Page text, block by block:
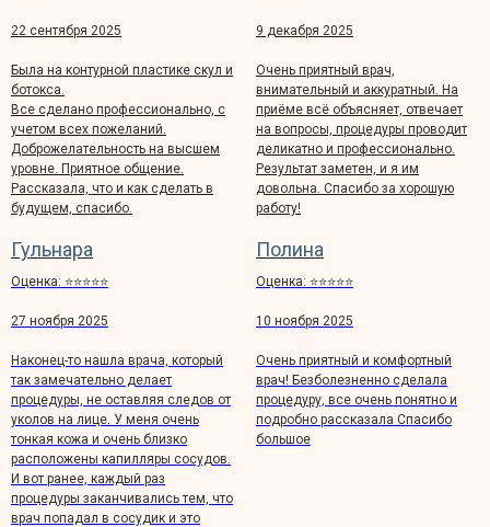
22 сентября 2025
Была на контурной пластике скул и
ботокса.
Все сделано профессионально, с
учетом всех пожеланий.
Доброжелательность на высшем
уровне. Приятное общение.
Рассказала, что и как сделать в
будущем, спасибо.
9 декабря 2025
Очень приятный врач,
внимательный и аккуратный. На
приёме всё объясняет, отвечает
на вопросы, процедуры проводит
деликатно и профессионально.
Результат заметен, и я им
довольна. Спасибо за хорошую
работу!
Гульнара
Оценка: ⭐️⭐️⭐️⭐️⭐️
27 ноября 2025
Наконец-то нашла врача, который
так замечательно делает
процедуры, не оставляя следов от
уколов на лице. У меня очень
тонкая кожа и очень близко
расположены капилляры сосудов.
И вот ранее, каждый раз
процедуры заканчивались тем, что
врач попадал в сосудик и это
Полина
Оценка: ⭐️⭐️⭐️⭐️⭐️
10 ноября 2025
Очень приятный и комфортный
врач! Безболезненно сделала
процедуру, все очень понятно и
подробно рассказала Спасибо
большое
Все права защищены, 2026 год
Политика конфиденциальности
Пользовательское соглашение
Информация на данном интернет-сайте носит
исключительно ознакомительный характер и ни при
каких условиях не является публичной офертой
Номер лицензии: Л041-01137-77/01086960